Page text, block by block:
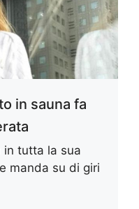
in sauna fa
in tutta la sua
manda su di giri